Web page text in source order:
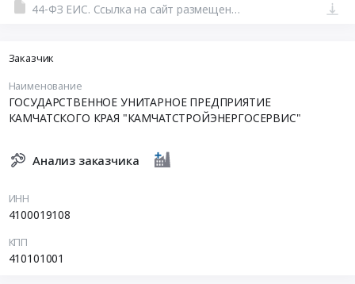
44-ФЗ ЕИС. Ссылка на сайт размещения тендера #801575207852.doc
Заказчик
Наименование
ГОСУДАРСТВЕННОЕ УНИТАРНОЕ ПРЕДПРИЯТИЕ
КАМЧАТСКОГО КРАЯ "КАМЧАТСТРОЙЭНЕРГОСЕРВИС"
Анализ заказчика
ИНН
4100019108
КПП
410101001